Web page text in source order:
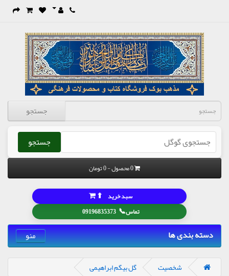
جستجو
جستجو
0 محصول - 0 تومان
تماس📞
09196835373
سبد خرید ⬆
دسته بندی ها منو
شخصیت گل بیگم ابراهیمی